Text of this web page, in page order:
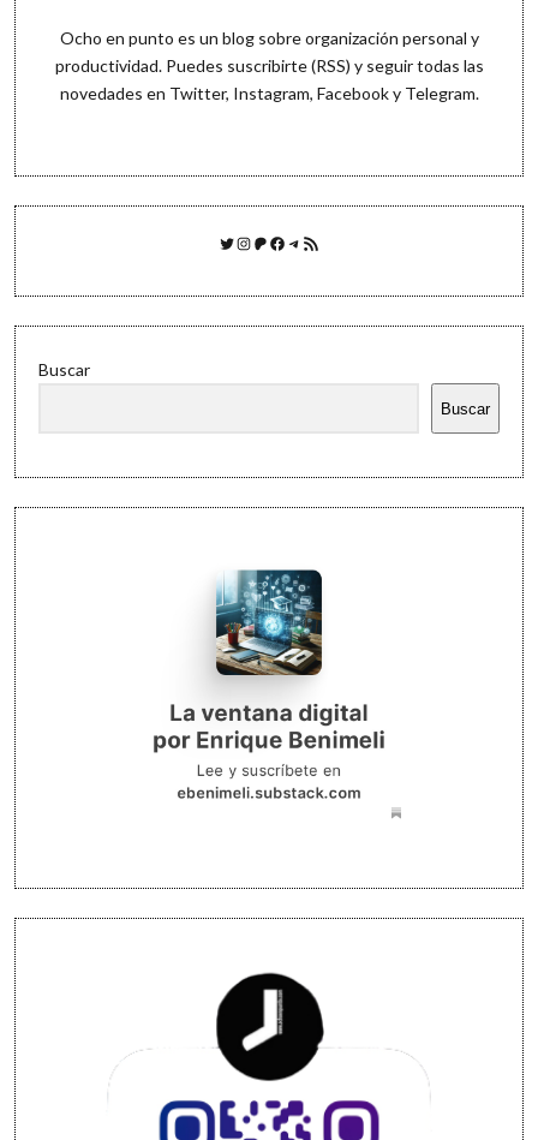
Ocho en punto es un blog sobre organización personal y
productividad. Puedes suscribirte (RSS) y seguir todas las
novedades en Twitter, Instagram, Facebooky Telegram.
Twitter
Instagram
Patreon
Facebook
Telegram
Feed RSS
Buscar
Buscar